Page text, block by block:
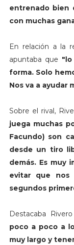
entrenado bien
con muchas
En relación a la
apuntaba que
forma. Solo
Nos va a ayudar
Sobre el rival,
juega muchas
Facundo) son
desde un tiro
demás. Es muy
evitar que
segundos
Destacaba
poco a poco a
muy largo y